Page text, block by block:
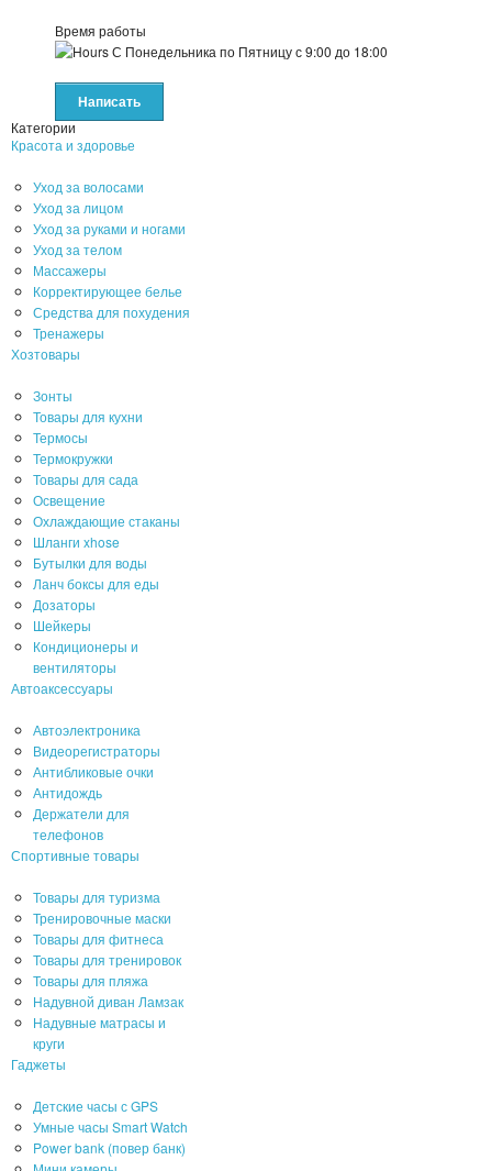
Время работы
С Понедельника по Пятницус 9:00 до 18:00
Написать
Категории
Красота и здоровье
Уход за волосами
Уход за лицом
Уход за руками и ногами
Уход за телом
Массажеры
Корректирующее белье
Средства для похудения
Тренажеры
Хозтовары
Зонты
Товары для кухни
Термосы
Термокружки
Товары для сада
Освещение
Охлаждающие стаканы
Шланги xhose
Бутылки для воды
Ланч боксы для еды
Дозаторы
Шейкеры
Кондиционеры и
вентиляторы
Автоаксессуары
Автоэлектроника
Видеорегистраторы
Антибликовые очки
Антидождь
Держатели для
телефонов
Спортивные товары
Товары для туризма
Тренировочные маски
Товары для фитнеса
Товары для тренировок
Товары для пляжа
Надувной диван Ламзак
Надувные матрасы и
круги
Гаджеты
Детские часы с GPS
Умные часы Smart Watch
Power bank (повер банк)